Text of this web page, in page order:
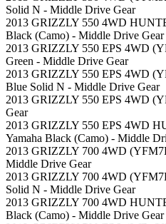
Solid N - Middle Drive Gear
2013 GRIZZLY 550 4WD
Black (Camo) - Middle Drive Gear
2013 GRIZZLY 550 EPS 4WD
Green - Middle Drive Gear
2013 GRIZZLY 550 EPS 4WD
Blue Solid N - Middle Drive Gear
2013 GRIZZLY 550 EPS 4WD
Gear
2013 GRIZZLY 550 EPS 4WD
Yamaha Black (Camo) - Middle
2013 GRIZZLY 700 4WD
Middle Drive Gear
2013 GRIZZLY 700 4WD
Solid N - Middle Drive Gear
2013 GRIZZLY 700 4WD
Black (Camo) - Middle Drive Gear